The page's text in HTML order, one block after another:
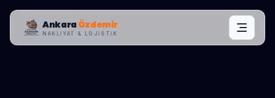
AnkaraÖzdemir
NAKLIYAT & LOJISTIK